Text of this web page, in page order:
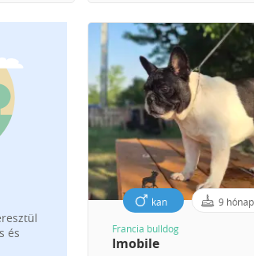
és
kan 9
Francia bulldog
Imobile